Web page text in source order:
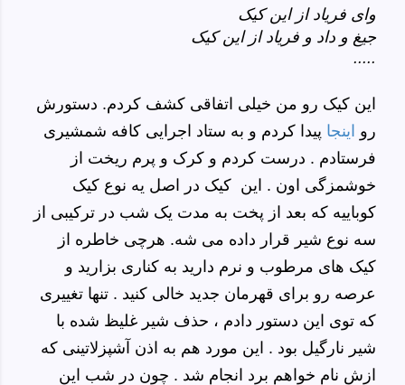
وای فریاد از این کیک
جیغ و داد و فریاد از این کیک
.....
این کیک رو من خیلی اتفاقی کشف کردم. دستورش
رو اینجا پیدا کردم و به ستاد اجرایی کافه شمشیری
فرستادم . درست کردم و کرک و پرم ریخت از
خوشمزگی اون . این کیک در اصل یه نوع کیک
کوباییه که بعد از پخت به مدت یک شب در ترکیبی از
سه نوع شیر قرار داده می شه. هرچی خاطره از
کیک های مرطوب و نرم دارید به کناری بزارید و
عرصه رو برای قهرمان جدید خالی کنید . تنها تغییری
که توی این دستور دادم ، حذف شیر غلیظ شده با
شیر نارگیل بود . این مورد هم به اذن آشپزلاتینی که
ازش نام خواهم برد انجام شد . چون در شب این